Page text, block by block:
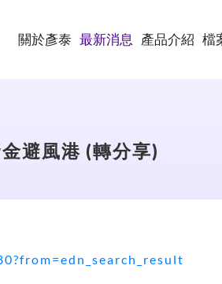
關於彥泰 最新消息 產品介紹 檔
避風港 (轉分享)